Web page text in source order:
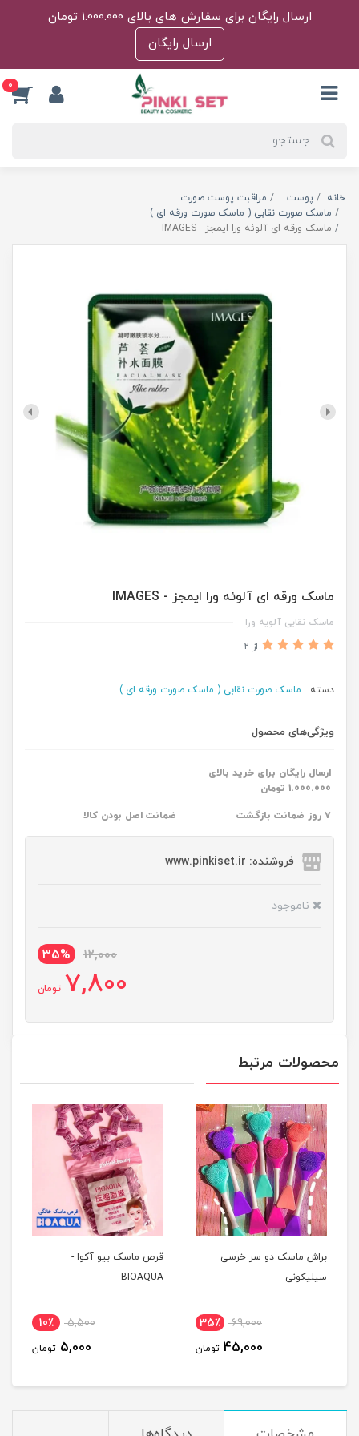
ارسال رایگان برای سفارش های بالای 1.000.000 تومان
ارسال رایگان
0
خانه پوست
مراقبت پوست صورت
ماسک صورت نقابی ( ماسک صورت ورقه ای )
ماسک‌ ورقه ای آلوئه ورا ایمجز - IMAGES
ماسک‌ ورقه ای آلوئه ورا ایمجز - IMAGES
ماسک نقابی آلویه ورا
از 2
دسته : ماسک صورت نقابی ( ماسک صورت ورقه ای )
ویژگی‌های محصول
ارسال رایگان برای خرید بالای
1.000.000 تومان
۷ روز ضمانت بازگشت ضمانت اصل بودن کالا
فروشنده: www.pinkiset.ir
ناموجود
12,000
35%
7,800 تومان
محصولات مرتبط
براش ماسک دو سر خرسی
سیلیکونی
69,000 35٪
45,000 تومان
قرص ماسک بیو آکوا -
BIOAQUA
5,500 10٪
5,000 تومان